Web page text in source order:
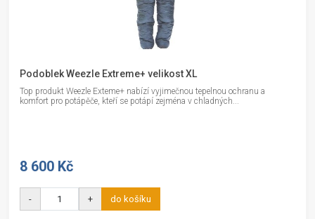
Podoblek Weezle Extreme+ velikost XL
Top produkt Weezle Exteme+ nabízí vyjimečnou tepelnou ochranu a
komfort pro potápěče, kteří se potápí zejména v chladných...
8 600 Kč
- + do košíku